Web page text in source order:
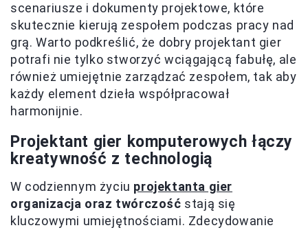
scenariusze i dokumenty projektowe, które
skutecznie kierują zespołem podczas pracy nad
grą. Warto podkreślić, że dobry projektant gier
potrafi nie tylko stworzyć wciągającą fabułę, ale
również umiejętnie zarządzać zespołem, tak aby
każdy element dzieła współpracował
harmonijnie.
Projektant gier komputerowych łączy
kreatywność z technologią
W codziennym życiu projektanta gier
organizacja oraz twórczość stają się
kluczowymi umiejętnościami. Zdecydowanie